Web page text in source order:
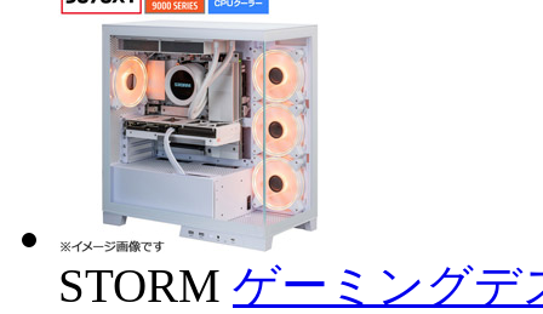
STORM ゲーミングデ